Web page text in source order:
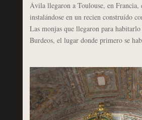
Ávila llegaron a Toulouse, en Francia,
instalándose en un recien construído
Las monjas que llegaron para
Burdeos, el lugar donde primero se